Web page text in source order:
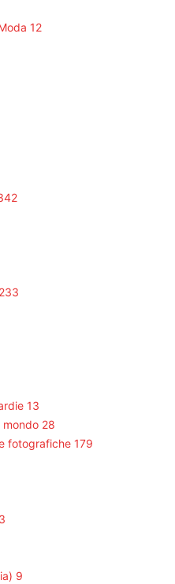
12
233
13
mondo 28
fotografiche 179
9